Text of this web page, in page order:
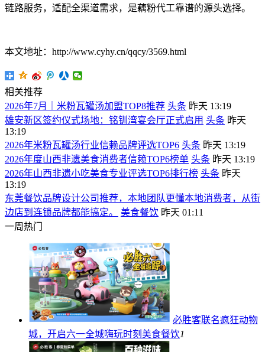
链路服务，适配全渠道需求，是藕粉代工靠谱的源头选择。
本文地址：http://www.cyhy.cn/qqcy/3569.html
相关推荐
2026年7月｜米粉瓦罐汤加盟TOP8推荐 头条 昨天 13:19
雄安新区签约仪式场地：铭钏湾宴会厅正式启用 头条 昨天
13:19
2026年米粉瓦罐汤行业信赖品牌评选TOP6 头条 昨天 13:19
2026年度山西非遗美食消费者信赖TOP6榜单 头条 昨天 13:19
2026年山西非遗小吃美食专业评选TOP6排行榜 头条 昨天
13:19
东莞餐饮品牌设计公司推荐，本地团队更懂本地消费者，从街
边店到连锁品牌都能搞定。
美食餐饮 昨天 01:11
一周热门
必胜客联名疯狂动物
城，开启六一全城嗨玩时刻 美食餐饮1